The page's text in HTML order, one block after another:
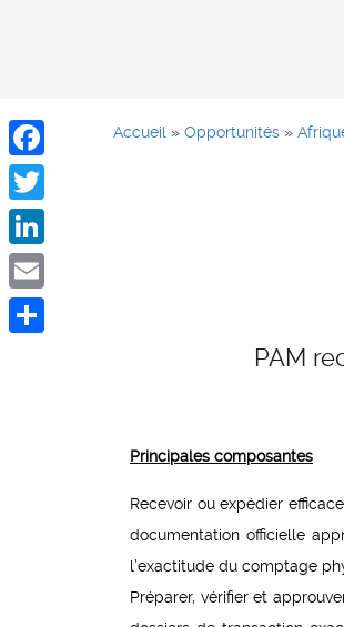
Accueil » Opportunités »
PAM
Principales composantes
Recevoir ou expédier
documentation officielle
l’exactitude du comptage
Préparer, vérifier et
Facebook
Twitter
LinkedIn
Email